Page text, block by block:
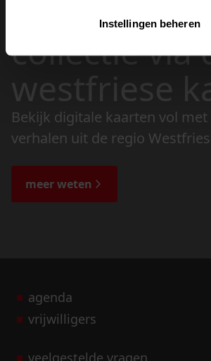
Instellingen beheren
doorzoek de
collectie via
westfriese
Bekijk digitale kaarten vol
verhalen uit de regio
de bijzondere verhalen.
meer weten
agenda
vrijwilligers